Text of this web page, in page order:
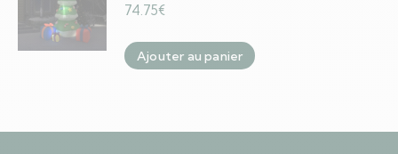
74.75€
Ajouter au panier